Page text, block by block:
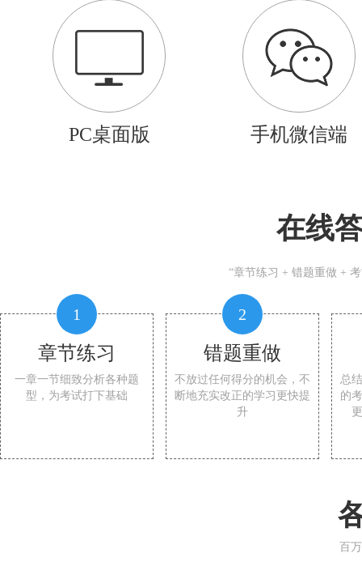
PC桌面版 手机微信端
在线
“章节练习 + 错题重做 +
1
章节练习
一章一节细致分析各种题
型，为考试打下基础
2
错题重做
不放过任何得分的机会，不
断地充实改正的学习更快提
升
总
的
百